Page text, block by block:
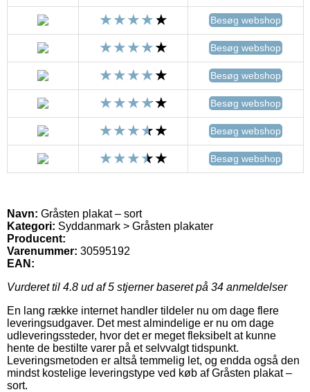
Besøg webshop
Besøg webshop
Besøg webshop
Besøg webshop
Besøg webshop
Besøg webshop
Navn: Gråsten plakat – sort
Kategori: Syddanmark > Gråsten plakater
Producent:
Varenummer: 30595192
EAN:
Vurderet til 4.8 ud af 5 stjerner baseret på 34 anmeldelser
En lang række internet handler tildeler nu om dage flere
leveringsudgaver. Det mest almindelige er nu om dage
udleveringssteder, hvor det er meget fleksibelt at kunne
hente de bestilte varer på et selvvalgt tidspunkt.
Leveringsmetoden er altså temmelig let, og endda også den
mindst kostelige leveringstype ved køb af Gråsten plakat –
sort.